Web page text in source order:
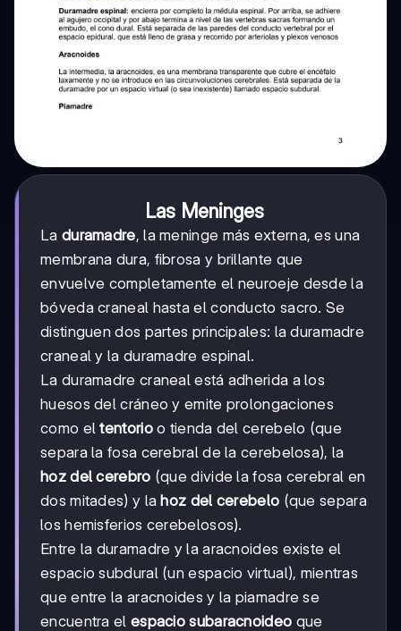
Las Meninges
La duramadre, la meninge más externa, es una
membrana dura, fibrosa y brillante que
envuelve completamente el neuroeje desde la
bóveda craneal hasta el conducto sacro. Se
distinguen dos partes principales: la duramadre
craneal y la duramadre espinal.
La duramadre craneal está adherida a los
huesos del cráneo y emite prolongaciones
como eltentorioo tienda del cerebelo (que
separa la fosa cerebral de la cerebelosa), la
hoz del cerebro (que divide la fosa cerebral en
dos mitades) y lahoz del cerebelo (que separa
los hemisferios cerebelosos).
Entre la duramadre y la aracnoides existe el
espacio subdural (un espacio virtual), mientras
que entre la aracnoides y la piamadre se
encuentra el espacio subaracnoideo que